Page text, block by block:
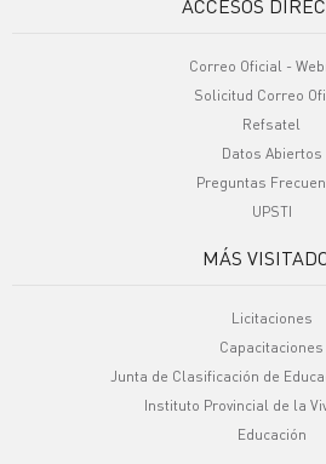
ACCESOS
Correo Oficial -
Solicitud Correo
Refsatel
Datos Abiertos
Preguntas
UPSTI
MÁS
Licitaciones
Capacitaciones
Junta de Clasificación de
Instituto Provincial de la
Educación